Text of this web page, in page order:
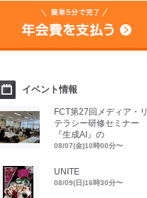
イベント情報
FCT第27回メディア・リ
テラシー研修セミナー
『生成AI』の
08/07(金)10時00分〜
UNITE
08/09(日)16時30分〜